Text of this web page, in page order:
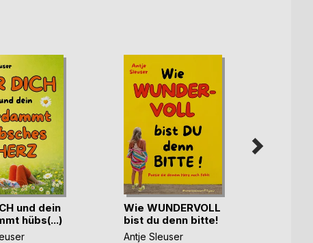
und dein
hübs(...)
Wie WUNDERVOLL
bist du denn bitte!
Antje Sleuser